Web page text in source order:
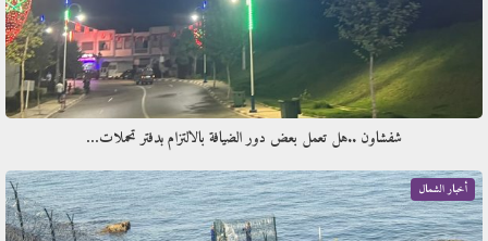
شفشاون ..هل تعمل بعض دور الضيافة بالالتزام بدفتر تحملات…
أخبار الشمال